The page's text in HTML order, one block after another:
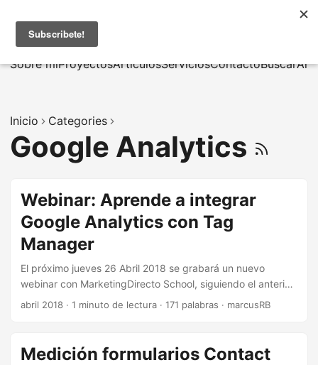
MarcusRB
Sobre míProyectosArtículosServiciosContactoBuscar
Inicio Categories
Google Analytics
Webinar: Aprende a integrar
Google Analytics con Tag
Manager
El próximo jueves 26 Abril 2018 se grabará un nuevo
webinar con MarketingDirecto School, siguiendo el anterior
con el plan de medición
abril 2018 · 1 minuto de lectura · 171 palabras · marcusRB
Medición formularios Contact